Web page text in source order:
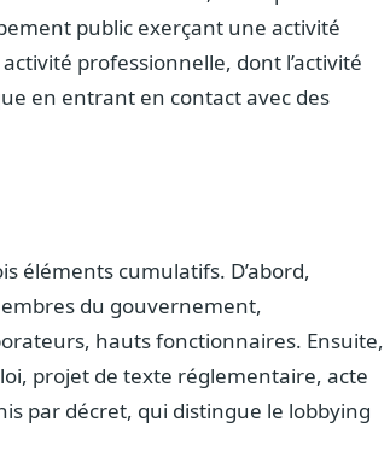
public exerçant une activité
professionnelle, dont l’activité
en entrant en contact avec des
éléments cumulatifs. D’abord,
du gouvernement,
hauts fonctionnaires. Ensuite,
projet de texte réglementaire, acte
par décret, qui distingue le lobbying